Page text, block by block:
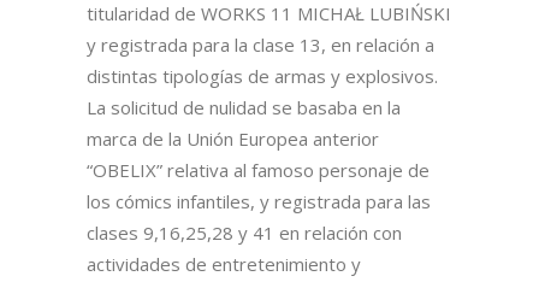
titularidad de WORKS 11 MICHAŁ LUBIŃSKI
y registrada para la clase 13, en relación a
distintas tipologías de armas y explosivos.
La solicitud de nulidad se basaba en la
marca de la Unión Europea anterior
“OBELIX” relativa al famoso personaje de
los cómics infantiles, y registrada para las
clases 9,16,25,28 y 41 en relación con
actividades de entretenimiento y